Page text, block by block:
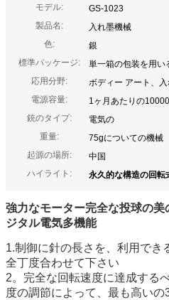
モデル:
GS-1023
製品名:
入れ墨機械
色:
銀
標準パッケージ:
単一箱の包装を用い
応用分野:
ボディー アート、
電源容量:
1ヶ月あたりの
銃のタイプ:
電気の
重量:
75gについての機械
起源の場所:
中国
ハイライト:
永久的な構造の回転
強力なモーター完全な投球の
ジタル電気多機能
1.制御に針の長さを、利用でき
全丁度合わせて下さい
2。完全な回転速度に達成する
度の調節によって、最も高い